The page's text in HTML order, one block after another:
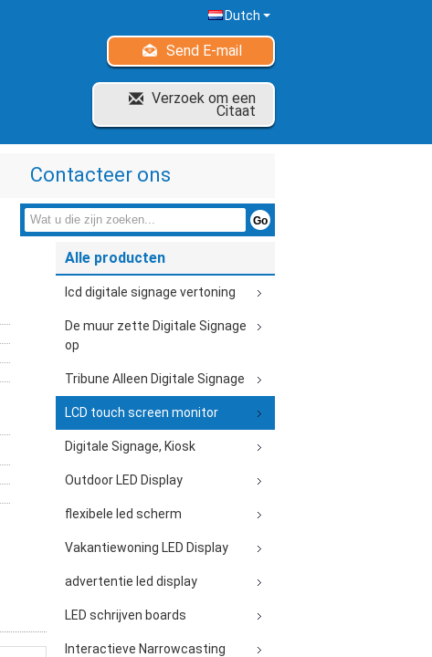
Dutch
Send E-mail
Verzoek om een
Citaat
Contacteer ons
Alle producten
lcd digitale signage vertoning
De muur zette Digitale Signage
op
Tribune Alleen Digitale Signage
LCD touch screen monitor
Digitale Signage, Kiosk
Outdoor LED Display
flexibele led scherm
Vakantiewoning LED Display
advertentie led display
LED schrijven boards
Interactieve Narrowcasting